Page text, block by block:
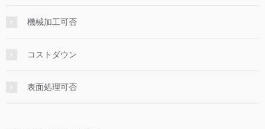
機械加工可否
コストダウン
表面処理可否